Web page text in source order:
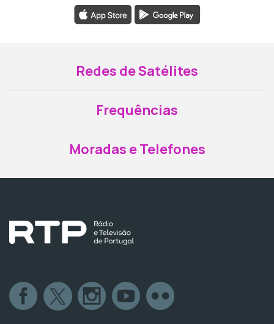
Redes de Satélites
Frequências
Moradas e Telefones